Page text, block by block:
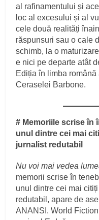
al rafinamentului și
loc al excesului și al
cele două realități
răspunsuri sau o cale
schimb, la o
e nici pe departe atât
Ediția în limba
Ceraselei Barbone.
# Memoriile scrise în
unul dintre cei mai
jurnalist redutabil
Nu voi mai vedea
memorii scrise în
unul dintre cei mai
redutabil, apare de
ANANSI. World